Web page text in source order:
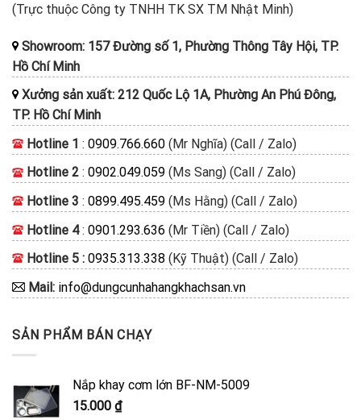
(Trực thuộc Công ty TNHH TK SX TM Nhật Minh)
Showroom: 157 Đường số 1, Phường Thông Tây Hội, TP.
Hồ Chí Minh
Xưởng sản xuất: 212 Quốc Lộ 1A, Phường An Phú Đông,
TP. Hồ Chí Minh
Hotline 1 : 0909.766.660 (Mr Nghĩa) (Call / Zalo)
Hotline 2 : 0902.049.059 (Ms Sang) (Call / Zalo)
Hotline 3 : 0899.495.459 (Ms Hằng) (Call / Zalo)
Hotline 4: 0901.293.636 (Mr Tiền) (Call / Zalo)
Hotline 5 : 0935.313.338 (Kỹ Thuật) (Call / Zalo)
Mail: info@dungcunhahangkhachsan.vn
SẢN PHẨM BÁN CHẠY
Nắp khay cơm lớn BF-NM-5009
15.000 ₫